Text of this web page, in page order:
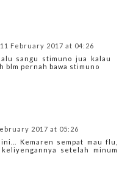
11 February 2017 at 04:26
sangu stimuno jua kalau
blm pernah bawa stimuno
2017 at 05:26
Kemaren sempat mau flu,
setelah minum